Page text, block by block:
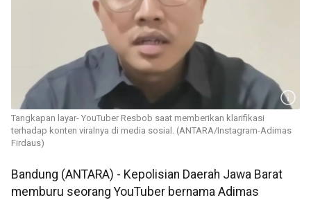
Tangkapan layar- YouTuber Resbob saat memberikan klarifikasi
terhadap konten viralnya di media sosial. (ANTARA/Instagram-Adimas
Firdaus)
Bandung (ANTARA) - Kepolisian Daerah Jawa Barat
memburu seorang YouTuber bernama Adimas